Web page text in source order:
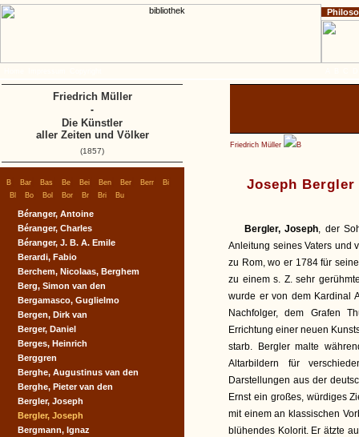
Friedrich Müller B
Joseph Bergler
Bergler, Joseph, der
Anleitung seines Vaters
zu Rom, wo er 1784 für
zu einem s. Z. sehr
wurde er von dem Kardinal
Nachfolger, dem Grafen
Errichtung einer neuen
starb. Bergler malte
Altarbildern für
Darstellungen aus der
Ernst ein großes, würdiges
mit einem an klassischen
blühendes Kolorit. Er ätzte
B Bar Bas Be Bei Ben Ber Berr Bi
Bl Bo Bol Bor Br Bri Bu
Béranger, Antoine
Béranger, Charles
Béranger, J. B. A. Emile
Berardi, Fabio
Berchem, Nicolaas, Berghem
Berg, Simon van den
Bergamasco, Guglielmo
Bergen, Dirk van
Berger, Daniel
Berges, Heinrich
Berggren
Berghe, Augustinus van den
Berghe, Pieter van den
Bergler, Joseph
Bergler, Joseph
Bergmann, Ignaz
Friedrich Müller
-
Die Künstler
aller Zeiten und Völker
(1857)